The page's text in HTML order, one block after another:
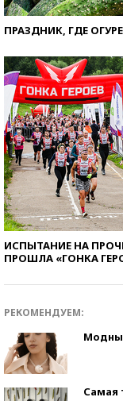
ПРАЗДНИК, ГДЕ
ИСПЫТАНИЕ НА
ПРОШЛА «ГОНКА
РЕКОМЕНДУЕМ:
Самая